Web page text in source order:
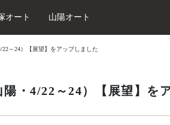
オート 山陽オート
～24）【展望】をアップしました
・4/22～24）【展望】を